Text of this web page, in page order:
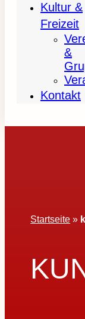
Kultur &
Freizeit
&
Kontakt
Startseite »